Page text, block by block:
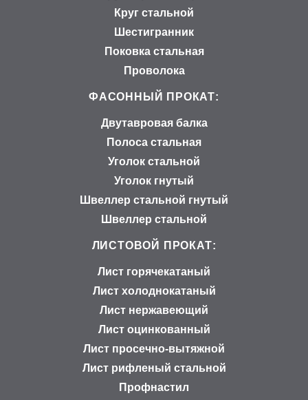
Круг стальной
Шестигранник
Поковка стальная
Проволока
ФАСОННЫЙ ПРОКАТ:
Двутавровая балка
Полоса стальная
Уголок стальной
Уголок гнутый
Швеллер стальной гнутый
Швеллер стальной
ЛИСТОВОЙ ПРОКАТ:
Лист горячекатаный
Лист холоднокатаный
Лист нержавеющий
Лист оцинкованный
Лист просечно-вытяжной
Лист рифленый стальной
Профнастил